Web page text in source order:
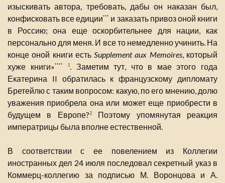
изыскивать автора, требовать, дабы он наказан был,
конфисковать все едиции*** и заказать привоз оной книги
в Россию; она еще оскорбительнее для нации, как
персонально для меня. И все то немедленно учинить. На
конце оной книги есть Supplement aux Memoires, который
хуже книги»**** 1. Заметим тут, что в мае этого года
Екатерина II обратилась к французскому дипломату
Бретейлю с таким вопросом: какую, по его мнению, долю
уважения приобрела она или может еще приобрести в
будущем в Европе?2Поэтому упомянутая реакция
императрицы была вполне естественной.
В соответствии с ее повелением из Коллегии
иностранных дел 24 июля последовал секретный указ в
Коммерц-коллегию за подписью М. Воронцова и А.